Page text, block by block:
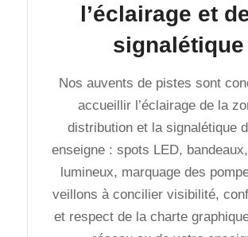
l’éclairage et
signalétique
Nos auvents de pistes sont
accueillir l’éclairage de la
distribution et la signalétique
enseigne : spots LED,
lumineux, marquage des
veillons à concilier visibilité,
et respect de la charte